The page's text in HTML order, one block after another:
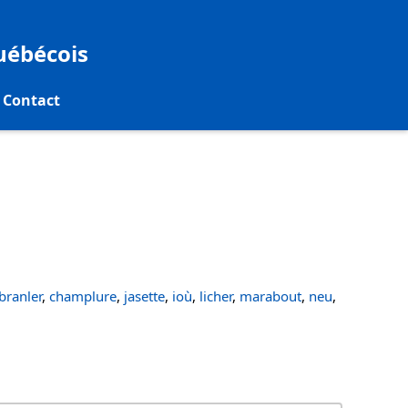
Contact
, champlure, jasette, ioù, licher, marabout, neu,